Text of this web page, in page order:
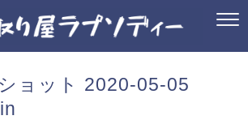
ョット 2020-05-05